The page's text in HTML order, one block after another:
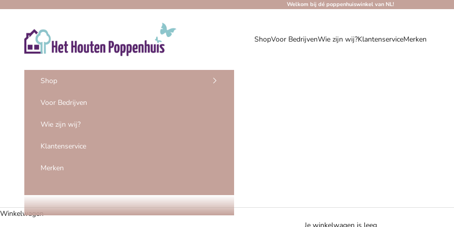
Welkom bij dé poppenhuiswinkel van NL!
Het Houten Poppenhuis ShopVoor BedrijvenWie zijn wij?KlantenserviceMerken
Shop
Voor Bedrijven
Wie zijn wij?
Klantenservice
Merken
Winkelwagen